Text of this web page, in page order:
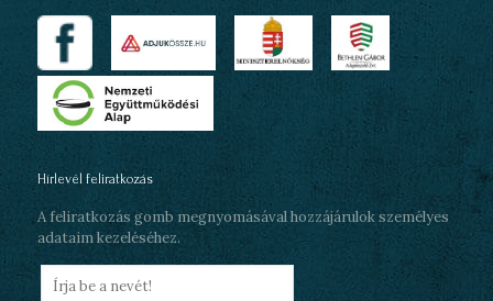
Hírlevél feliratkozás
A feliratkozás gomb megnyomásával hozzájárulok személyes
adataim kezeléséhez.